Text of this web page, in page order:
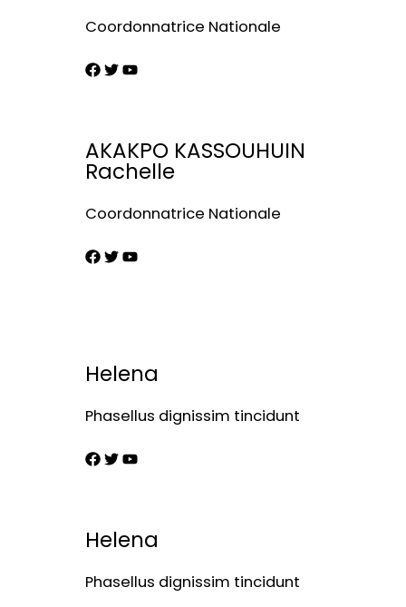
Coordonnatrice Nationale
AKAKPO KASSOUHUIN
Rachelle
Coordonnatrice Nationale
Helena
Phasellus dignissim tincidunt
Helena
Phasellus dignissim tincidunt